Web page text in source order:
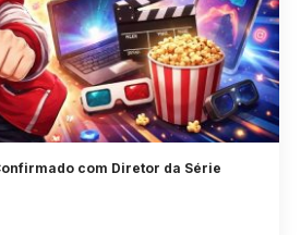
com Diretor da Série